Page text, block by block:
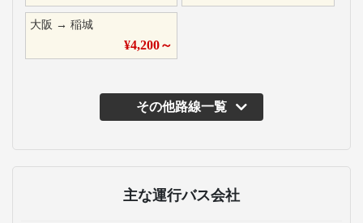
大阪 → 稲城
¥4,200～
その他路線一覧
主な運行バス会社